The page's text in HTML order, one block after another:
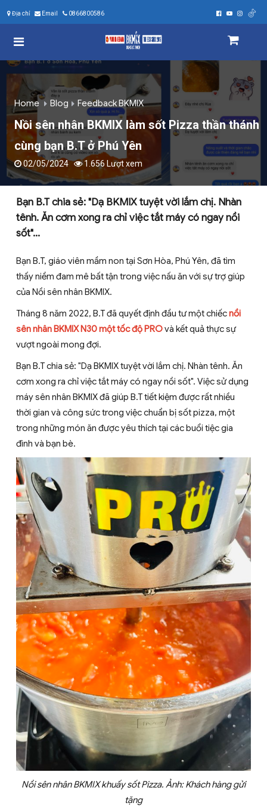
Địa chỉ Email 0866800586
Home Blog Feedback BKMIX
Nồi sên nhân BKMIX làm sốt Pizza thần thánh
cùng bạn B.T ở Phú Yên
02/05/2024 1.656 Lượt xem
Bạn B.T chia sẻ: "Dạ BKMIX tuyệt vời lắm chị. Nhàn
tênh. Ăn cơm xong ra chỉ việc tắt máy có ngay nồi
sốt"...
Bạn B.T, giáo viên mầm non tại Sơn Hòa, Phú Yên, đã tìm
thấy niềm đam mê bất tận trong việc nấu ăn với sự trợ giúp
của Nồi sên nhân BKMIX.
Tháng 8 năm 2022, B.T đã quyết định đầu tư một chiếcnồi
sên nhân BKMIX N30 một tốc độ PROvà kết quả thực sự
vượt ngoài mong đợi.
Bạn B.T chia sẻ: "Dạ BKMIX tuyệt vời lắm chị. Nhàn tênh. Ăn
cơm xong ra chỉ việc tắt máy có ngay nồi sốt". Việc sử dụng
máy sên nhân BKMIX đã giúp B.T tiết kiệm được rất nhiều
thời gian và công sức trong việc chuẩn bị sốt pizza, một
trong những món ăn được yêu thích tại các buổi tiệc gia
đình và bạn bè.
Nồi sên nhân BKMIX khuấy sốt Pizza. Ảnh: Khách hàng gửi
tặng